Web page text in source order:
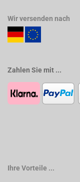
Wir versenden nach
Zahlen Sie mit ...
Ihre Vorteile ...